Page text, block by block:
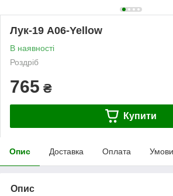
Лук-19 A06-Yellow
В наявності
Роздріб
765 ₴
Купити
Опис Доставка Оплата
Опис